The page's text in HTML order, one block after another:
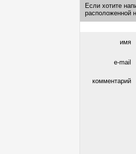
Если хотите
расположенной
имя
e-mail
комментарий